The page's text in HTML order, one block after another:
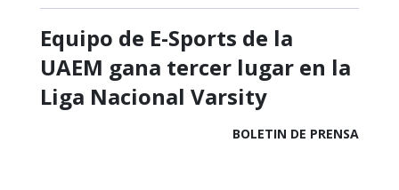
Equipo de E-Sports de la
UAEM gana tercer lugar en la
Liga Nacional Varsity
BOLETIN DE PRENSA